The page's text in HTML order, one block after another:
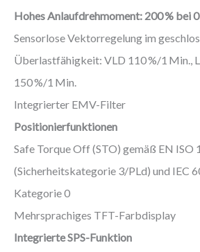
Hohes Anlaufdrehmoment: 200 % bei
Sensorlose Vektorregelung im
Überlastfähigkeit: VLD 110 %/1 Min.,
150 %/1 Min.
Integrierter EMV-Filter
Positionierfunktionen
Safe Torque Off (STO) gemäß EN ISO
(Sicherheitskategorie 3/PLd) und IEC
Kategorie 0
Mehrsprachiges TFT-Farbdisplay
Integrierte SPS-Funktion